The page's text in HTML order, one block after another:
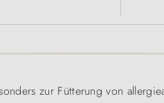
zur Fütterung von